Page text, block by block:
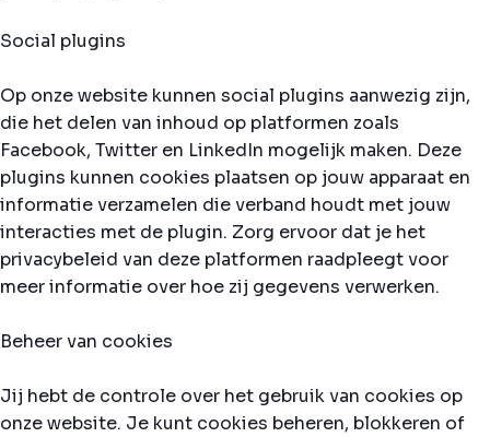
Social plugins
Op onze website kunnen social plugins aanwezig zijn,
die het delen van inhoud op platformen zoals
Facebook, Twitter en LinkedIn mogelijk maken. Deze
plugins kunnen cookies plaatsen op jouw apparaat en
informatie verzamelen die verband houdt met jouw
interacties met de plugin. Zorg ervoor dat je het
privacybeleid van deze platformen raadpleegt voor
meer informatie over hoe zij gegevens verwerken.
Beheer van cookies
Jij hebt de controle over het gebruik van cookies op
onze website. Je kunt cookies beheren, blokkeren of